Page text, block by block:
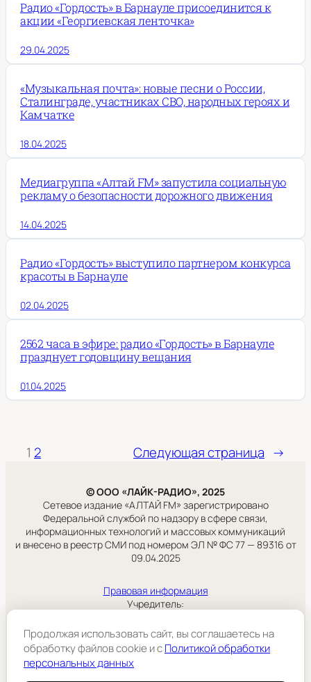
Радио «Гордость» в Барнауле присоединится к
акции «Георгиевская ленточка»
29.04.2025
«Музыкальная почта»: новые песни о России,
Сталинграде, участниках СВО, народных героях и
Камчатке
18.04.2025
Медиагруппа «Алтай FM» запустила социальную
рекламу о безопасности дорожного движения
14.04.2025
Радио «Гордость» выступило партнером конкурса
красоты в Барнауле
02.04.2025
2562 часа в эфире: радио «Гордость» в Барнауле
празднует годовщину вещания
01.04.2025
1 2 Следующая страница →
© ООО «ЛАЙК-РАДИО», 2025
Сетевое издание «АЛТАЙ FM» зарегистрировано
Федеральной службой по надзору в сфере связи,
информационных технологий и массовых коммуникаций
и внесено в реестр СМИ под номером ЭЛ № ФС 77 — 89316 от
09.04.2025
Правовая информация
Учредитель:
Подробнее
Продолжая использовать сайт, вы соглашаетесь на
обработку файлов cookie и cПолитикой обработки
персональных данных